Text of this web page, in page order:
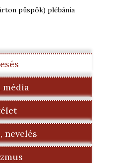
püspök) plébánia
média
nevelés